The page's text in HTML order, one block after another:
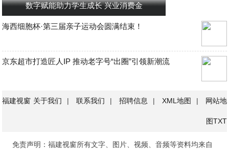
数字赋能助力学生成长 兴业消费金
海西细胞杯·第三届亲子运动会圆满结束！
京东超市打造匠人IP 推动老字号“出圈”引领新潮流
福建视窗 关于我们 | 联系我们 | 招聘信息 | XML地图 | 网站地
图TXT
免责声明：福建视窗所有文字、图片、视频、音频等资料均来自